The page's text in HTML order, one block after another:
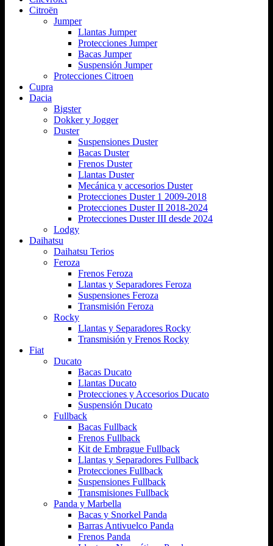
Citroën
Jumper
Llantas Jumper
Protecciones Jumper
Bacas Jumper
Suspensión Jumper
Protecciones Citroen
Cupra
Dacia
Bigster
Dokker y Jogger
Duster
Suspensiones Duster
Bacas Duster
Frenos Duster
Llantas Duster
Mecánica y accesorios Duster
Protecciones Duster 1 2009-2018
Protecciones Duster II 2018-2024
Protecciones Duster III desde 2024
Lodgy
Daihatsu
Daihatsu Terios
Feroza
Frenos Feroza
Llantas y Separadores Feroza
Suspensiones Feroza
Transmisión Feroza
Rocky
Llantas y Separadores Rocky
Transmisión y Frenos Rocky
Fiat
Ducato
Bacas Ducato
Llantas Ducato
Protecciones y Accesorios Ducato
Suspensión Ducato
Fullback
Bacas Fullback
Frenos Fullback
Kit de Embrague Fullback
Llantas y Separadores Fullback
Protecciones Fullback
Suspensiones Fullback
Transmisiones Fullback
Panda y Marbella
Bacas y Snorkel Panda
Barras Antivuelco Panda
Frenos Panda